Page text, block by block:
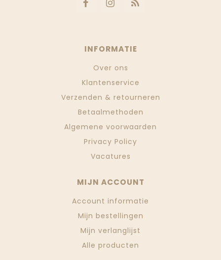
INFORMATIE
Over ons
Klantenservice
Verzenden & retourneren
Betaalmethoden
Algemene voorwaarden
Privacy Policy
Vacatures
MIJN ACCOUNT
Account informatie
Mijn bestellingen
Mijn verlanglijst
Alle producten